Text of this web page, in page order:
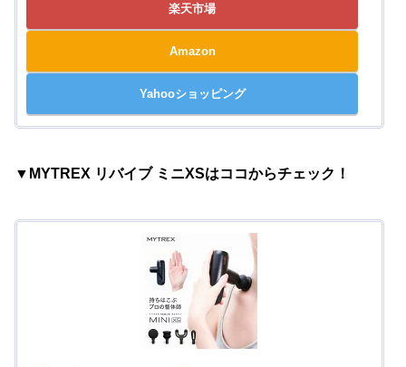
楽天市場
Amazon
Yahooショッピング
▼MYTREX リバイブ ミニXSはココからチェック！